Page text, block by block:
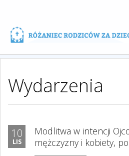
Wydarzenia
10
LIS
Modlitwa w intencji
mężczyzny i kobiety,